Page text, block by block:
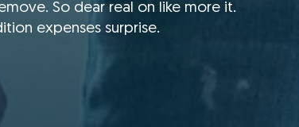
So dear real on like more it.
expenses surprise.